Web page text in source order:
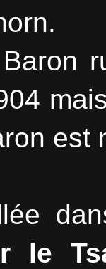
est
le